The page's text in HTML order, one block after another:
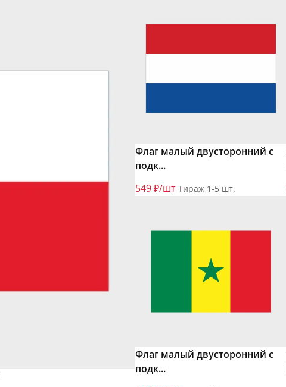
Флаг малый двусторонний с
подк...
549 ₽/шт Тираж 1-5 шт.
Флаг малый двусторонний с
подк...